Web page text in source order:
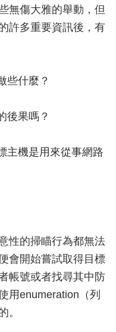
無傷大雅的舉動，但
許多重要資訊後，有
些什麼？
後果嗎？
主機是用來從事網路
的掃瞄行為都無法
會開始嘗試取得目標
帳號或者找尋其中防
用enumeration（列
。